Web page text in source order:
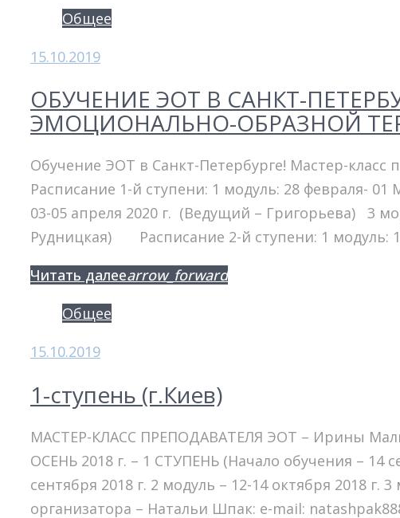
Год:
2019
Общее
15.10.2019
ОБУЧЕНИЕ ЭОТ В САНКТ-
ЭМОЦИОНАЛЬНО-ОБРАЗНОЙ
Обучение ЭОТ в Санкт-Петербурге! Мастер-
Расписание 1-й ступени: 1 модуль: 28 февраля-
03-05 апреля 2020 г. (Ведущий – Григорьева) 3
Рудницкая) Расписание 2-й ступени: 1 модуль:
Facebook
Twitter
Google+
Читать далееarrow_forward
Общее
15.10.2019
1-ступень (г.Киев)
МАСТЕР-КЛАСС ПРЕПОДАВАТЕЛЯ ЭОТ – Ирины
ОСЕНЬ 2018 г. – 1 СТУПЕНЬ (Начало обучения – 14
сентября 2018 г. 2 модуль – 12-14 октября 2018 г.
организатора – Натальи Шпак: e-mail: